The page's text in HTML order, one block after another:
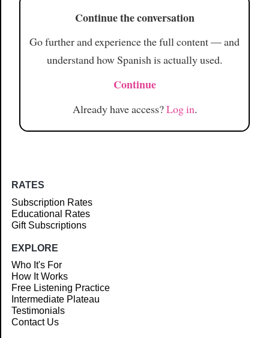
Continue the conversation
Go further and experience the full content — and
understand how Spanish is actually used.
Continue
Already have access?Log in.
RATES
Subscription Rates
Educational Rates
Gift Subscriptions
EXPLORE
Who It's For
How It Works
Free Listening Practice
Intermediate Plateau
Testimonials
Contact Us